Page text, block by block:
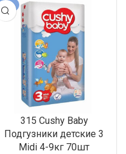
-6%
315 Cushy Baby
Подгузники детские 3
Midi 4-9кг 70шт